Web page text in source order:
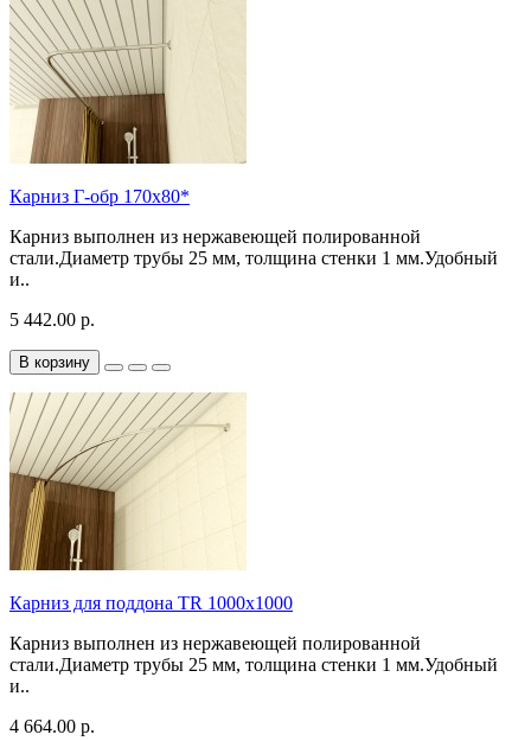
Карниз Г-обр 170х80*
Карниз выполнен из нержавеющей полированной
стали.Диаметр трубы 25 мм, толщина стенки 1 мм.Удобный
и..
5 442.00 р.
В корзину
Карниз для поддона TR 1000х1000
Карниз выполнен из нержавеющей полированной
стали.Диаметр трубы 25 мм, толщина стенки 1 мм.Удобный
и..
4 664.00 р.